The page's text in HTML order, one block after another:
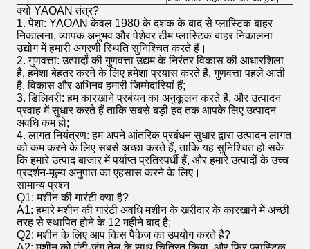
क्यों YAOAN तंत्र?
1. पेशा: YAOAN केवल 1980 के दशक के बाद से प्लास्टिक बाहर
निकालना, व्यापक अनुभव और पेशेवर टीम प्लास्टिक बाहर निकालना
उद्योग में हमारी अग्रणी स्थिति सुनिश्चित करते हैं।
2. गुणवत्ता: उत्पादों की गुणवत्ता उद्यम के निरंतर विकास की आधारशिला
है, हमेशा बेहतर करने के लिए हमेशा प्रयास करते हैं, गुणवत्ता पहले आती
है, विकास और अभिनव हमारी जिम्मेदारियां हैं;
3. डिलिवरी: हम कारखाने प्रबंधन का अनुकूलन करते हैं, और उत्पादन
प्रवाह में सुधार करते हैं ताकि सबसे बड़ी हद तक आपके लिए उत्पादन
अवधि कम हो;
4. लागत नियंत्रण: हम अपने आंतरिक प्रबंधन सुधार द्वारा उत्पादन लागत
को कम करने के लिए सबसे अच्छा करते हैं, ताकि यह सुनिश्चित हो सके
कि हमारे उत्पाद बाजार में पर्याप्त प्रतिस्पर्धी हैं, और हमारे उत्पादों के उच्च
प्रदर्शन-मूल्य अनुपात का एहसास करने के लिए।
सामान्य प्रश्न
Q1: मशीन की गारंटी क्या है?
A1: हमारे मशीन की गारंटी अवधि मशीन के खरीदार के कारखाने में अच्छी
तरह से स्थापित होने के 12 महीने बाद है;
Q2: मशीन के लिए आप किस पैकेज का उपयोग करते हैं?